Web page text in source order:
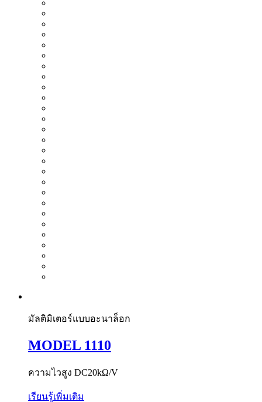
มัลติมิเตอร์แบบอะนาล็อก
MODEL 1110
ความไวสูง DC20kΩ/V
เรียนรู้เพิ่มเติม